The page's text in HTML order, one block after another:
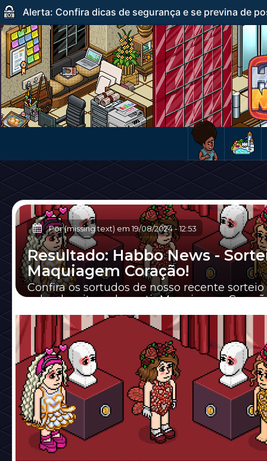
Alerta: Confira dicas de segurança e se previna de
Por (missing text) em19/08/2024-12:53
Resultado: Habbo News -
Maquiagem Coração!
Confira os sortudos de nosso recente sorteio
valendo o item de vestir Maquiagem